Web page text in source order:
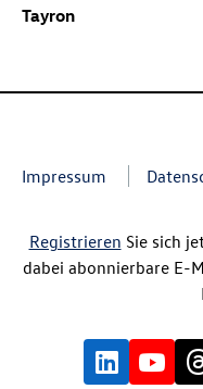
Tayron
Impressum
Registrieren Sie sich
dabei abonnierbare E-